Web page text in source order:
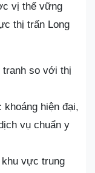
vị thế vững
thị trấn Long
tranh so với thị
hiện đại,
vụ chuẩn y
vực trung